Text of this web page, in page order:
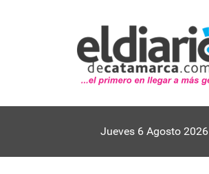
Jueves 6 Agosto 2026